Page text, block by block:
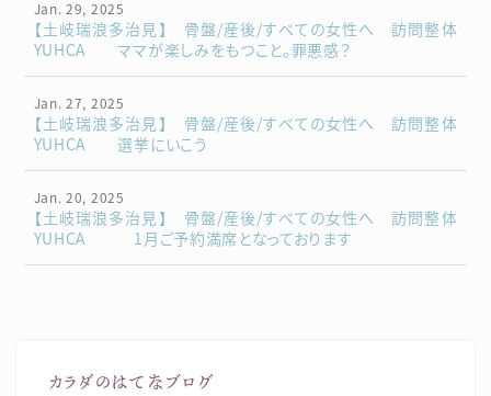
Jan. 29, 2025
【土岐瑞浪多治見】 骨盤/産後/すべての女性へ 訪問整体
YUHCA ママが楽しみをもつこと。罪悪感？
Jan. 27, 2025
【土岐瑞浪多治見】 骨盤/産後/すべての女性へ 訪問整体
YUHCA 選挙にいこう
Jan. 20, 2025
【土岐瑞浪多治見】 骨盤/産後/すべての女性へ 訪問整体
YUHCA 1月ご予約満席となっております
カラダのはてなブログ